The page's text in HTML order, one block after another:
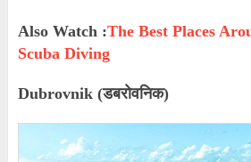
Also Watch :The Best Places
Scuba Diving
Dubrovnik (डबरोवनिक)